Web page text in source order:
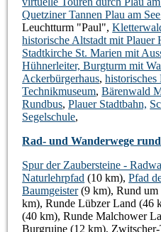
Quetziner Tannen Plau am See
Leuchtturm "Paul",
historische Altstadt mit Plauer
Stadtkirche St. Marien mit
Hühnerleiter, Burgturm mit
Ackerbürgerhaus,historisches
Technikmuseum,Bärenwald
Rundbus,Plauer Stadtbahn,
Segelschule,
Rad- und Wanderwege
Spur der Zaubersteine -
Naturlehrpfad (10 km),Pfad
Baumgeister(9 km), Rund um
km), Runde Lübzer Land (46
(40 km), Runde Malchower
Burgruine (12 km),